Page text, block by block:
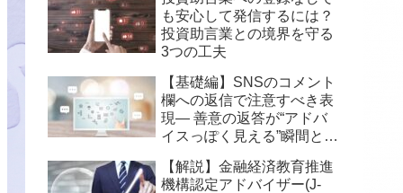
も安心して発信するには？
投資助言業との境界を守る
3つの工夫
【基礎編】SNSのコメント
欄への返信で注意すべき表
現― 善意の返答が“アドバ
イスっぽく見える”瞬間と
【解説】金融経済教育推進
機構認定アドバイザー(J-